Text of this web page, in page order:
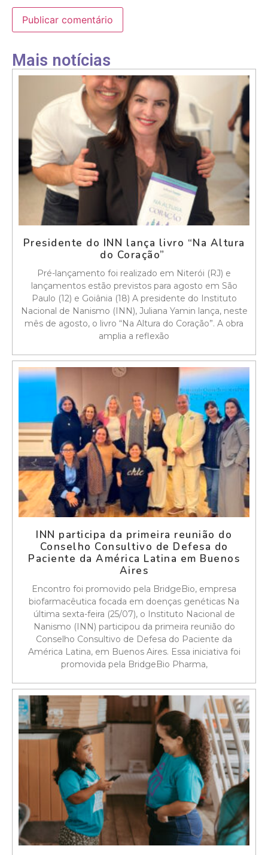
Mais notícias
Presidente do INN lança livro “Na Altura
do Coração”
Pré-lançamento foi realizado em Niterói (RJ) e
lançamentos estão previstos para agosto em São
Paulo (12) e Goiânia (18) A presidente do Instituto
Nacional de Nanismo (INN), Juliana Yamin lança, neste
mês de agosto, o livro “Na Altura do Coração”. A obra
amplia a reflexão
INN participa da primeira reunião do
Conselho Consultivo de Defesa do
Paciente da América Latina em Buenos
Aires
Encontro foi promovido pela BridgeBio, empresa
biofarmacêutica focada em doenças genéticas Na
última sexta-feira (25/07), o Instituto Nacional de
Nanismo (INN) participou da primeira reunião do
Conselho Consultivo de Defesa do Paciente da
América Latina, em Buenos Aires. Essa iniciativa foi
promovida pela BridgeBio Pharma,